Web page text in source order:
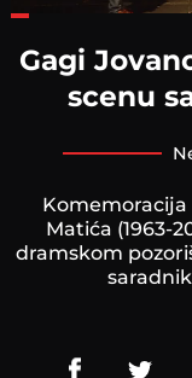
Gagi
scenu
Matića (1963-
dramskom